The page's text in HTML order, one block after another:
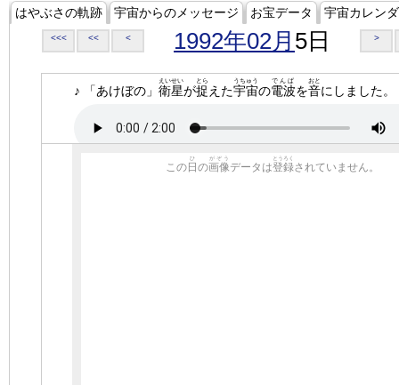
はやぶさの軌跡 宇宙からのメッセージ お宝データ 宇宙カレン
<<< << < 1992年02月 5日 >
♪ 「あけぼの」 衛星
えいせい
が捉
とら
えた宇宙
うちゅう
の電波
でんぱ
を音
おと
にしました。
この 日
ひ
の画像
がぞう
データは登録
とうろく
されていません。